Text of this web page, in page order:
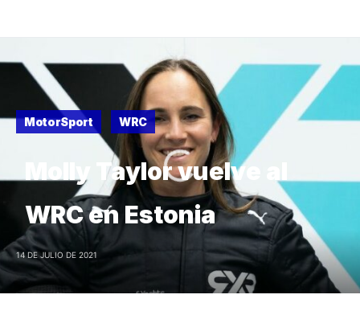
MotorSport WRC
Molly Taylor vuelve al
WRC en Estonia
14 DE JULIO DE 2021